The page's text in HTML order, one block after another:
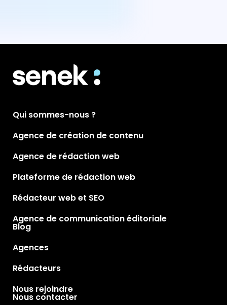
Qui sommes-nous ?
Agence de création de contenu
Agence de rédaction web
Plateforme de rédaction web
Rédacteur web et SEO
Agence de communication éditoriale
Blog
Agences
Rédacteurs
Nous rejoindre
Nous contacter